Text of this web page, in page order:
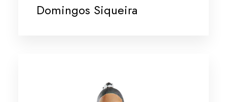
Domingos Siqueira